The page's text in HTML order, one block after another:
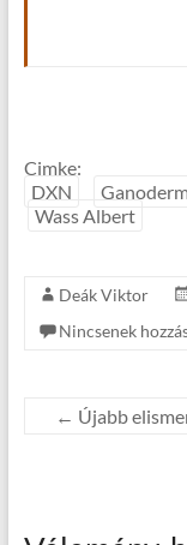
Cimke:
DXN
Wass Albert
Deák Viktor
Nincsenek
← Újabb